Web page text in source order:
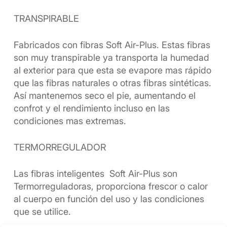
TRANSPIRABLE
Fabricados con fibras Soft Air-Plus. Estas fibras
son muy transpirable ya transporta la humedad
al exterior para que esta se evapore mas rápido
que las fibras naturales o otras fibras sintéticas.
Así mantenemos seco el pie, aumentando el
confrot y el rendimiento incluso en las
condiciones mas extremas.
TERMORREGULADOR
Las fibras inteligentes Soft Air-Plus son
Termorreguladoras, proporciona frescor o calor
al cuerpo en función del uso y las condiciones
que se utilice.